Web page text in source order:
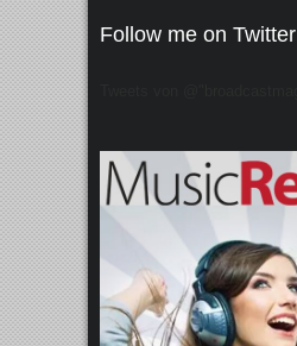
Follow me on Twitter